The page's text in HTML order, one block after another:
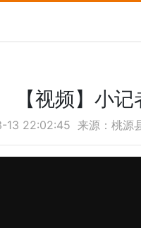
【视频】小
22:02:45 来源：桃源